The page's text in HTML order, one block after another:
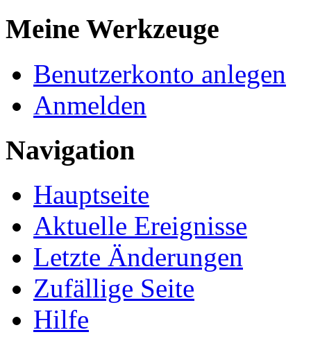
Meine Werkzeuge
Benutzerkonto anlegen
Anmelden
Navigation
Hauptseite
Aktuelle Ereignisse
Letzte Änderungen
Zufällige Seite
Hilfe